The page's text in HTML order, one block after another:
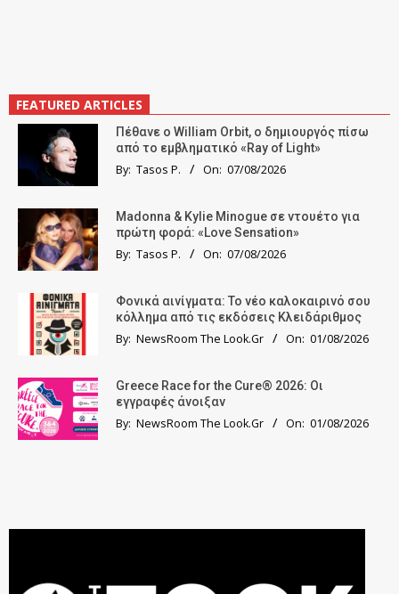
FEATURED ARTICLES
Πέθανε ο William Orbit, ο δημιουργός πίσω
από το εμβληματικό «Ray of Light»
By: Tasos P. On: 07/08/2026
Madonna & Kylie Minogue σε ντουέτο για
πρώτη φορά: «Love Sensation»
By: Tasos P. On: 07/08/2026
Φονικά αινίγματα: Το νέο καλοκαιρινό σου
κόλλημα από τις εκδόσεις Κλειδάριθμος
By: NewsRoom The Look.Gr On: 01/08/2026
Greece Race for the Cure® 2026: Οι
εγγραφές άνοιξαν
By: NewsRoom The Look.Gr On: 01/08/2026